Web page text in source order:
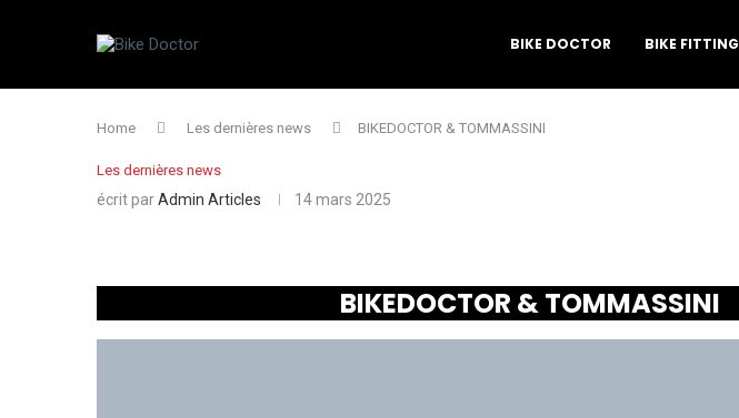
BIKE DOCTOR BIKE FITTING
Home Les dernières news BIKEDOCTOR & TOMMASSINI
Les dernières news
écrit parAdmin Articles 14 mars 2025
BIKEDOCTOR & TOMMASSINI